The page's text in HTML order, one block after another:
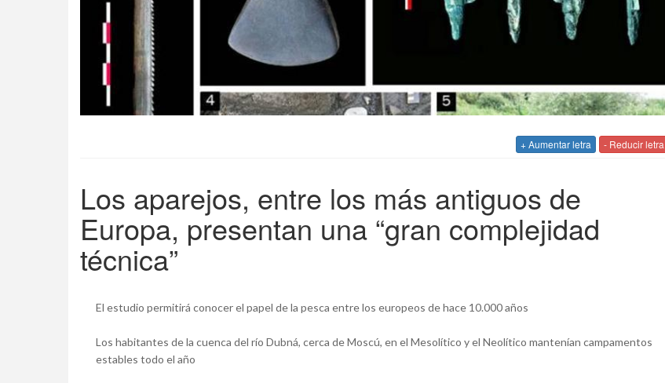
+ Aumentar letra - Reducir letra
Los aparejos, entre los más antiguos de
Europa, presentan una “gran complejidad
técnica”
El estudio permitirá conocer el papel de la pesca entre los europeos de hace 10.000 años
Los habitantes de la cuenca del río Dubná, cerca de Moscú, en el Mesolítico y el Neolítico mantenían campamentos
estables todo el año